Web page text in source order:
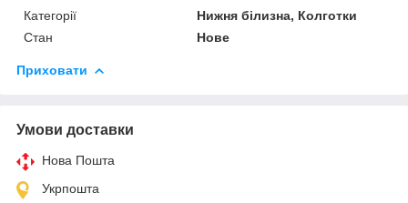
Категорії
Нижня білизна, Колготки
Стан
Нове
Приховати
Умови доставки
Нова Пошта
Укрпошта